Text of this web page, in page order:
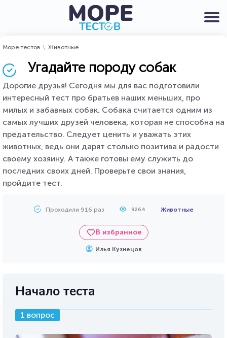
Море тестов Животные
Угадайте породу собак
Дорогие друзья! Сегодня мы для вас подготовили
интересный тест про братьев наших меньших, про
милых и забавных собак. Собака считается одним из
самых лучших друзей человека, которая не способна на
предательство. Следует ценить и уважать этих
животных, ведь они дарят столько позитива и радости
своему хозяину. А также готовы ему служить до
последних своих дней. Проверьте свои знания,
пройдите тест.
Проходили 916 раз 9264 Животные
В избранное
Илья Кузнецов
Начало теста
1 вопрос